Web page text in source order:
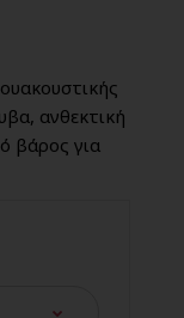
ανθεκτική
βάρος για